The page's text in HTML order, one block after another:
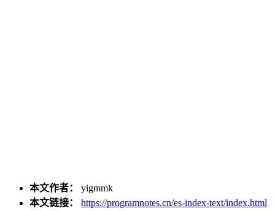
本文作者： yigmmk
本文链接：
https://programnotes.cn/es-index-text/index.html